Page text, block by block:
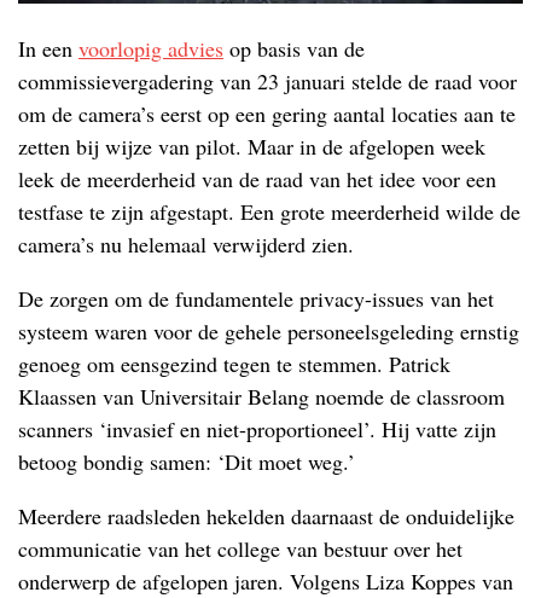
In een voorlopig advies op basis van de
commissievergadering van 23 januari stelde de raad voor
om de camera’s eerst op een gering aantal locaties aan te
zetten bij wijze van pilot. Maar in de afgelopen week
leek de meerderheid van de raad van het idee voor een
testfase te zijn afgestapt. Een grote meerderheid wilde de
camera’s nu helemaal verwijderd zien.
De zorgen om de fundamentele privacy-issues van het
systeem waren voor de gehele personeelsgeleding ernstig
genoeg om eensgezind tegen te stemmen. Patrick
Klaassen van Universitair Belang noemde de classroom
scanners ‘invasief en niet-proportioneel’. Hij vatte zijn
betoog bondig samen: ‘Dit moet weg.’
Meerdere raadsleden hekelden daarnaast de onduidelijke
communicatie van het college van bestuur over het
onderwerp de afgelopen jaren. Volgens Liza Koppes van